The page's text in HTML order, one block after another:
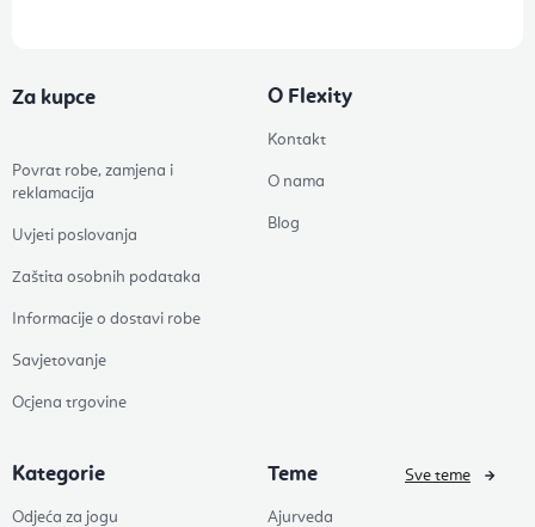
Za kupce
Povrat robe, zamjena i
reklamacija
Uvjeti poslovanja
Zaštita osobnih podataka
Informacije o dostavi robe
Savjetovanje
Ocjena trgovine
O Flexity
Kontakt
O nama
Blog
Kategorie
Odjeća za jogu
Teme
Ajurveda
Sve teme